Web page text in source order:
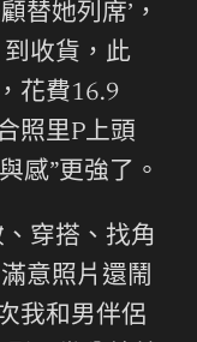
替她列席’，
收貨，此
花費16.9
照里P上頭
感”更強了。
穿搭、找角
意照片還鬧
我和男伴侶